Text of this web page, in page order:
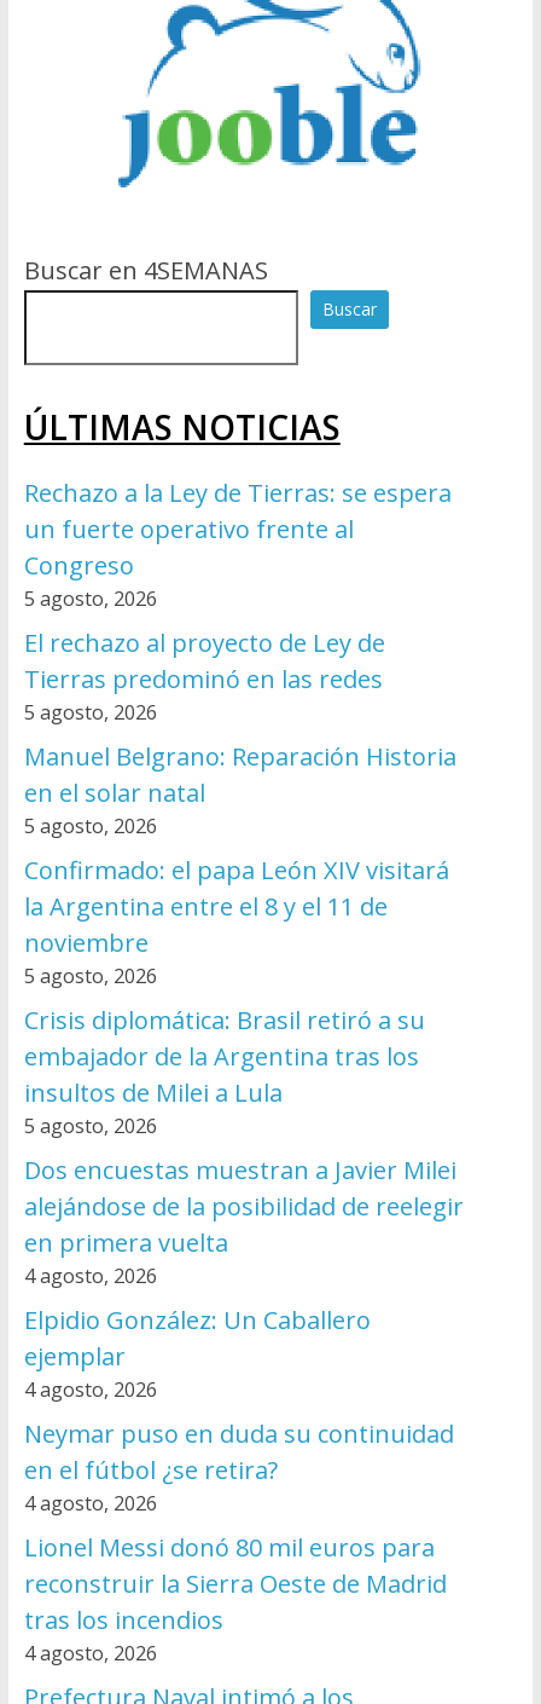
Buscar en 4SEMANAS
Buscar
ÚLTIMAS NOTICIAS
Rechazo a la Ley de Tierras: se espera
un fuerte operativo frente al
Congreso
5 agosto, 2026
El rechazo al proyecto de Ley de
Tierras predominó en las redes
5 agosto, 2026
Manuel Belgrano: Reparación Historia
en el solar natal
5 agosto, 2026
Confirmado: el papa León XIV visitará
la Argentina entre el 8 y el 11 de
noviembre
5 agosto, 2026
Crisis diplomática: Brasil retiró a su
embajador de la Argentina tras los
insultos de Milei a Lula
5 agosto, 2026
Dos encuestas muestran a Javier Milei
alejándose de la posibilidad de reelegir
en primera vuelta
4 agosto, 2026
Elpidio González: Un Caballero
ejemplar
4 agosto, 2026
Neymar puso en duda su continuidad
en el fútbol ¿se retira?
4 agosto, 2026
Lionel Messi donó 80 mil euros para
reconstruir la Sierra Oeste de Madrid
tras los incendios
4 agosto, 2026